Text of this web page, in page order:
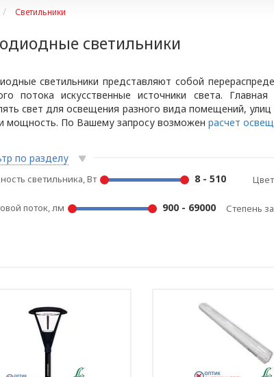
Светильники
светильники
светильники представляют собой
потока искусственные источники света.
свет для освещения разного вида помещений,
мощность. По Вашему запросу возможен расчет
светильника, Вт 8 - 510
поток, лм 900 - 69000 Степень
по разделу